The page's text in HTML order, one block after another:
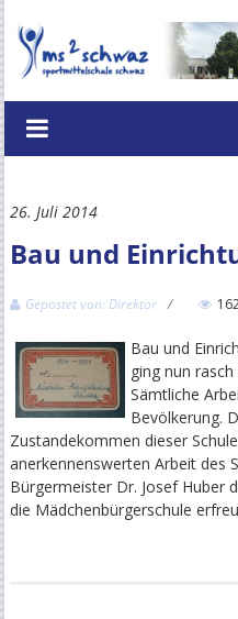
Inhalt
springen
Mittelschule
2
–
Hubert
Danzl
Schulzentrum
Schwaz
Im
Zentrum
das
KIND
26. Juli 2014
Bau und
Gepostet von: Direktor
Bau und
ging nun
Sämtliche
Bevölkerung.
Zustandekommen dieser
anerkennenswerten Arbeit des
Bürgermeister Dr. Josef Huber
die Mädchenbürgerschule